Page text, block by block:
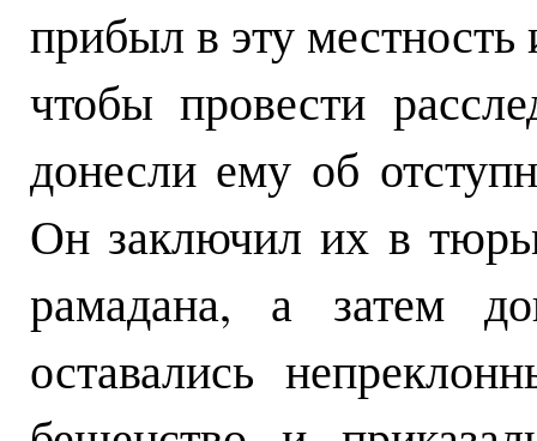
прибыл в эту
чтобы провести
донесли ему об
Он заключил их в
рамадана, а затем
оставались